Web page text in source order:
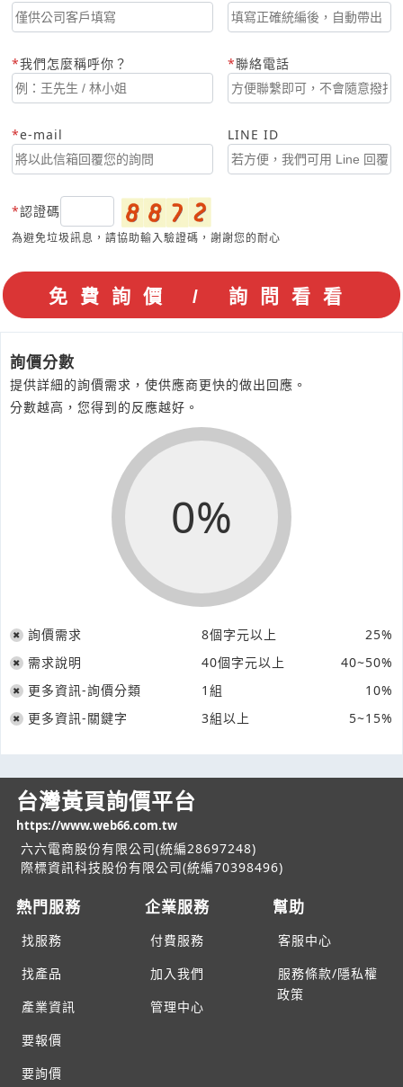
我們怎麼稱呼你？ 聯絡電話
e-mail LINE ID
認證碼
為避免垃圾訊息，請協助輸入驗證碼，謝謝您的耐心
詢價分數
提供詳細的詢價需求，使供應商更快的做出回應。
分數越高，您得到的反應越好。
0%
詢價需求 8個字元以上
25%
需求說明
40個字元以上
40~50%
更多資訊-詢價分類
1組
10%
更多資訊-關鍵字
3組以上 5~15%
台灣黃頁詢價平台
https://www.web66.com.tw
六六電商股份有限公司(統編28697248)
際標資訊科技股份有限公司(統編70398496)
熱門服務
找服務
找產品
產業資訊
要報價
要詢價
企業服務
付費服務
加入我們
管理中心
幫助
客服中心
服務條款/隱私權
政策